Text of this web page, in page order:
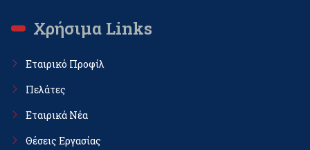
Χρήσιμα Links
Εταιρικό Προφίλ
Πελάτες
Εταιρικά Νέα
Θέσεις Εργασίας